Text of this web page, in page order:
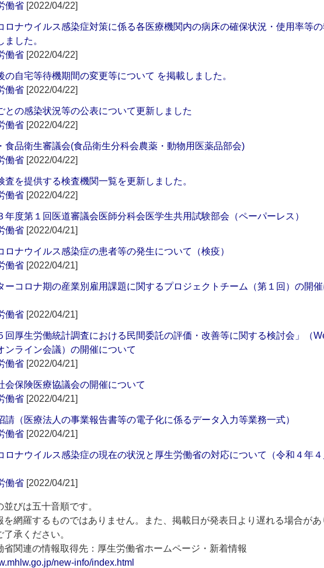
働省 [2022/04/22]
ロナウイルス感染症対策に係る各医療機関内の病床の確保状況・使用率等
ました。
働省 [2022/04/22]
の自宅等待機期間の変更等について を掲載しました。
働省 [2022/04/22]
との感染状況等の公表について更新しました
働省 [2022/04/22]
食品衛生審議会(食品衛生分科会農薬・動物用医薬品部会)
働省 [2022/04/22]
査を提供する検査機関一覧を更新しました。
働省 [2022/04/22]
年度第１回医道審議会医師分科会医学生共用試験部会（ペーパーレス）
働省 [2022/04/21]
ロナウイルス感染症の患者等の発生について（検疫）
働省 [2022/04/21]
ーコロナ期の産業別雇用課題に関するプロジェクトチーム（第１回）の開
働省 [2022/04/21]
回厚生労働統計調査における民間委託の評価・改善等に関する検討会」（
ンライン会議）の開催について
働省 [2022/04/21]
会保険医療協議会の開催について
働省 [2022/04/21]
請（医療法人の事業報告書等の電子化に係るデータ入力等業務一式）
働省 [2022/04/21]
ロナウイルス感染症の現在の状況と厚生労働省の対応について（令和４年４
働省 [2022/04/21]
並びは五十音順です。
を網羅するものではありません。また、掲載日が発表日より遅れる場合があ
承ください。
省関連の情報取得先：厚生労働省ホームページ・新着情報
new-info/index.html